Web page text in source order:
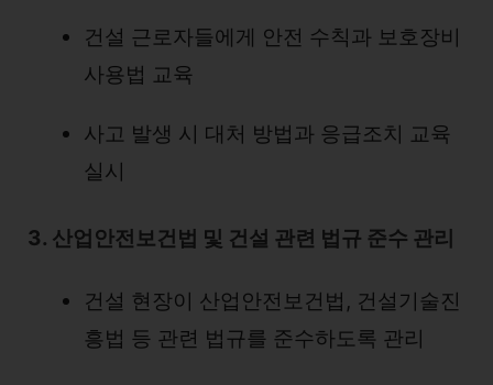
건설 근로자들에게 안전 수칙과 보호장비
사용법 교육
사고 발생 시 대처 방법과 응급조치 교육
실시
3. 산업안전보건법 및 건설 관련 법규 준수 관리
건설 현장이 산업안전보건법, 건설기술진
흥법 등 관련 법규를 준수하도록 관리